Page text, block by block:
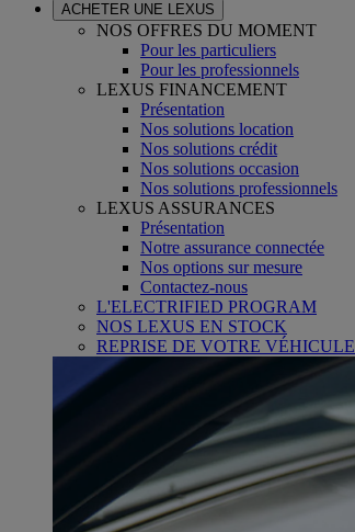
ACHETER UNE LEXUS
NOS OFFRES DU MOMENT
Pour les particuliers
Pour les professionnels
LEXUS FINANCEMENT
Présentation
Nos solutions location
Nos solutions crédit
Nos solutions occasion
Nos solutions professionnels
LEXUS ASSURANCES
Présentation
Notre assurance connectée
Nos options sur mesure
Contactez-nous
L'ELECTRIFIED PROGRAM
NOS LEXUS EN STOCK
REPRISE DE VOTRE VÉHICULE